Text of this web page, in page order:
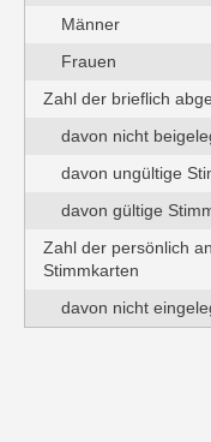
Männer
Frauen
Zahl der brieflich
davon nicht
davon ungültige
davon gültige
Zahl der persönlich
Stimmkarten
davon nicht